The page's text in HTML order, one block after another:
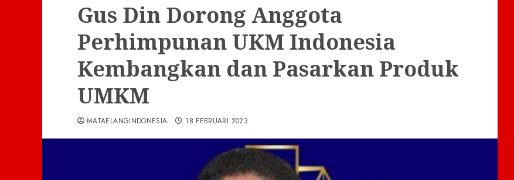
Gus Din Dorong Anggota
Perhimpunan UKM Indonesia
Kembangkan dan Pasarkan Produk
UMKM
MATAELANGINDONESIA 18 FEBRUARI 2023